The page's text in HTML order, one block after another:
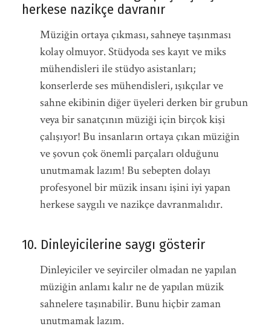
herkese nazikçe davranır
Müziğin ortaya çıkması, sahneye taşınması
kolay olmuyor. Stüdyoda ses kayıt ve miks
mühendisleri ile stüdyo asistanları;
konserlerde ses mühendisleri, ışıkçılar ve
sahne ekibinin diğer üyeleri derken bir grubun
veya bir sanatçının müziği için birçok kişi
çalışıyor! Bu insanların ortaya çıkan müziğin
ve şovun çok önemli parçaları olduğunu
unutmamak lazım! Bu sebepten dolayı
profesyonel bir müzik insanı işini iyi yapan
herkese saygılı ve nazikçe davranmalıdır.
10. Dinleyicilerine saygı gösterir
Dinleyiciler ve seyirciler olmadan ne yapılan
müziğin anlamı kalır ne de yapılan müzik
sahnelere taşınabilir. Bunu hiçbir zaman
unutmamak lazım.